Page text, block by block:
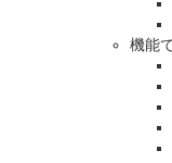
機能